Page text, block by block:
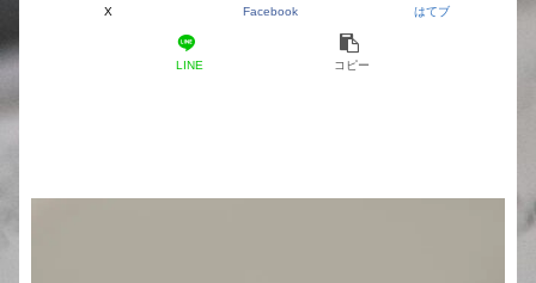
X Facebook はてブ
LINE コピー